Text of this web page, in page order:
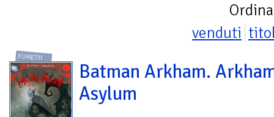
venduti
FUMETTI
Batman Arkham.
Asylum